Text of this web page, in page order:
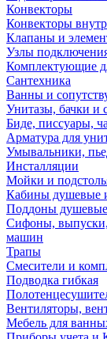
Конвекторы
Конвекторы
Клапаны и
Узлы
Комплектующие
Сантехника
Ванны и
Унитазы, бачки и
Биде, писсуары,
Арматура для
Умывальники,
Инсталляции
Мойки и
Кабины душевые
Поддоны душевые
Сифоны,
машин
Трапы
Смесители и
Подводка гибкая
Вентиляторы,
Мебель для